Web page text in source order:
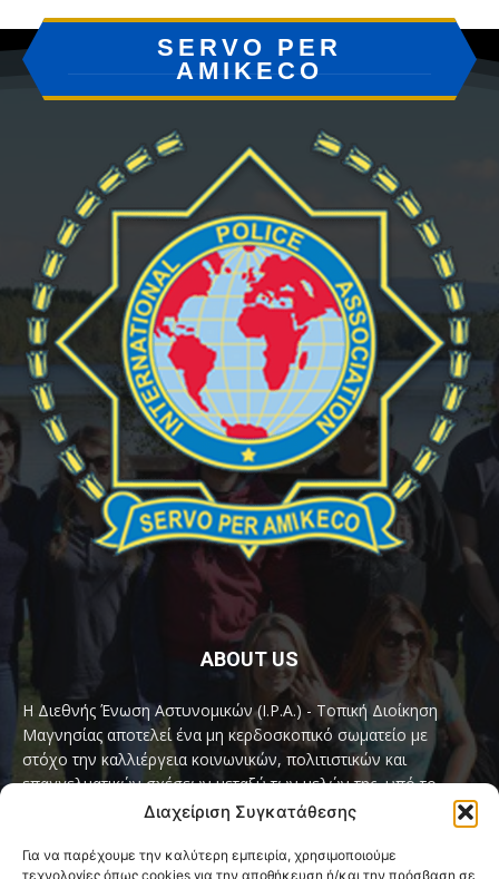
Διαχείριση Συγκατάθεσης
Για να παρέχουμε την καλύτερη εμπειρία, χρησιμοποιούμε
τεχνολογίες όπως cookies για την αποθήκευση ή/και την πρόσβαση σε
SERVO PER
AMIKECO
ABOUT US
Η Διεθνής Ένωση Αστυνομικών (I.P.A.) - Τοπική Διοίκηση
Μαγνησίας αποτελεί ένα μη κερδοσκοπικό σωματείο με
στόχο την καλλιέργεια κοινωνικών, πολιτιστικών και
επαγγελματικών σχέσεων μεταξύ των μελών της, υπό το
παγκόσμιο σύνθημα «Servo per Amikeco» (Υπηρετώ δια της